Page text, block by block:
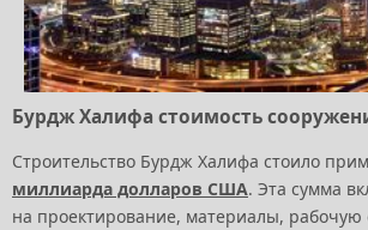
Бурдж Халифа стоимость
Строительство Бурдж Халифа стоило
миллиарда долларов США. Эта сумма
на проектирование, материалы, рабочую